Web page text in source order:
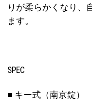
りが柔らかくなり、
ます。
SPEC
■ キー式（南京錠）